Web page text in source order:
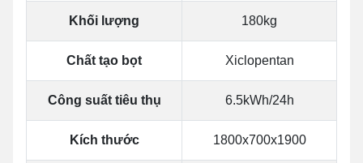
Khối lượng 180kg
Chất tạo bọt Xiclopentan
Công suất tiêu thụ 6.5kWh/24h
Kích thước 1800x700x1900